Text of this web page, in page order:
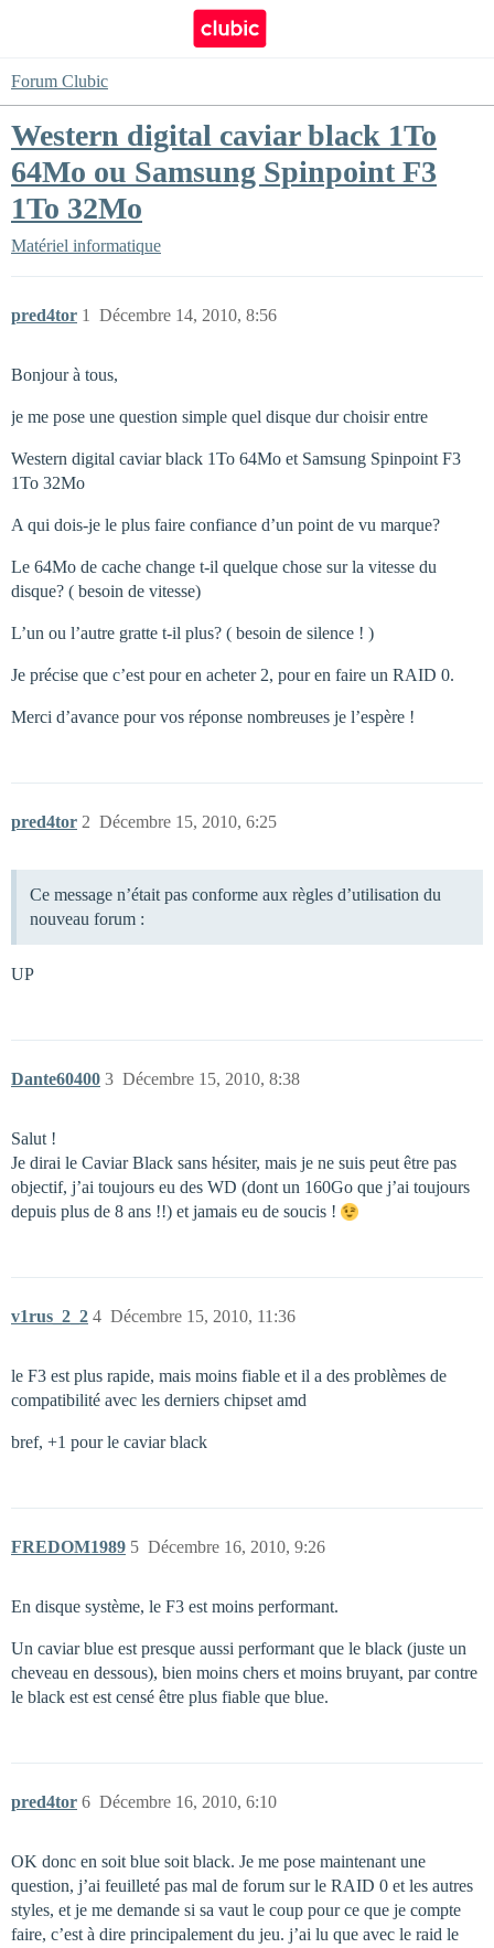
Forum Clubic
Western digital caviar black 1To
64Mo ou Samsung Spinpoint F3
1To 32Mo
Matériel informatique
pred4tor Décembre 14, 2010, 8:56
1
Bonjour à tous,
je me pose une question simple quel disque dur choisir entre
Western digital caviar black 1To 64Mo et Samsung Spinpoint F3
1To 32Mo
A qui dois-je le plus faire confiance d’un point de vu marque?
Le 64Mo de cache change t-il quelque chose sur la vitesse du
disque? ( besoin de vitesse)
L’un ou l’autre gratte t-il plus? ( besoin de silence ! )
Je précise que c’est pour en acheter 2, pour en faire un RAID 0.
Merci d’avance pour vos réponse nombreuses je l’espère !
pred4tor Décembre 15, 2010, 6:25
2
Ce message n’était pas conforme aux règles d’utilisation du
nouveau forum :
UP
Dante60400 Décembre 15, 2010, 8:38
3
Salut !
Je dirai le Caviar Black sans hésiter, mais je ne suis peut être pas
objectif, j’ai toujours eu des WD (dont un 160Go que j’ai toujours
depuis plus de 8 ans !!) et jamais eu de soucis !
v1rus_2_2 Décembre 15, 2010, 11:36
4
le F3 est plus rapide, mais moins fiable et il a des problèmes de
compatibilité avec les derniers chipset amd
bref, +1 pour le caviar black
FREDOM1989 Décembre 16, 2010, 9:26
5
En disque système, le F3 est moins performant.
Un caviar blue est presque aussi performant que le black (juste un
cheveau en dessous), bien moins chers et moins bruyant, par contre
le black est est censé être plus fiable que blue.
pred4tor Décembre 16, 2010, 6:10
6
OK donc en soit blue soit black. Je me pose maintenant une
question, j’ai feuilleté pas mal de forum sur le RAID 0 et les autres
styles, et je me demande si sa vaut le coup pour ce que je compte
faire, c’est à dire principalement du jeu. j’ai lu que avec le raid le